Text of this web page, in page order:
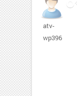
atv-
wp396